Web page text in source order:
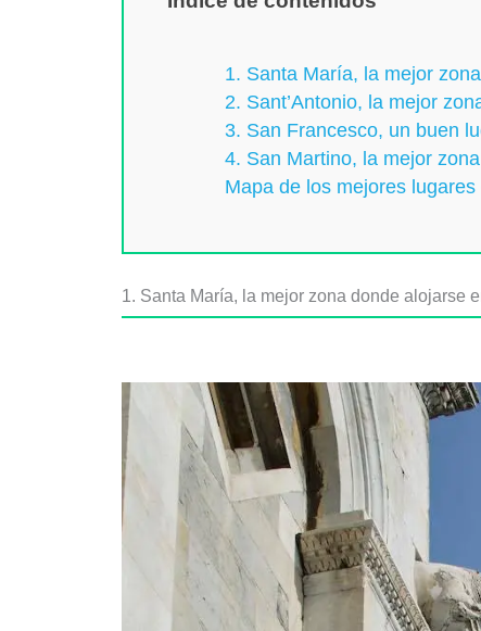
1. Santa María, la mejor
2. Sant’Antonio, la mejor
3. San Francesco, un buen
4. San Martino, la mejor
Mapa de los mejores
1. Santa María, la mejor zona donde alojarse